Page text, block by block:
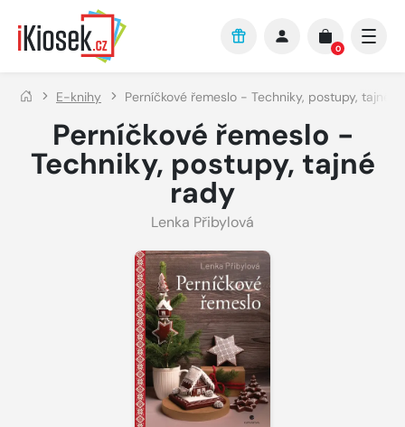
Přejít na hlavní obsah
0
E-knihy Perníčkové řemeslo - Techniky, postupy, tajné
Perníčkové řemeslo -
Techniky, postupy, tajné
rady
Lenka Přibylová